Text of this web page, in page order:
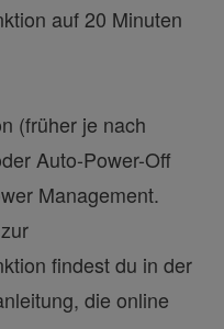
auf 20 Minuten
(früher je nach
Auto-Power-Off
Management.
findest du in der
die online